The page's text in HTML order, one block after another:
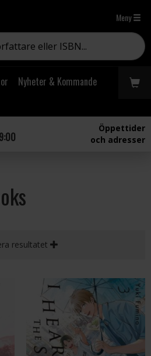
Meny
Nyheter & Kommande
Öppettider
och adresser
resultatet